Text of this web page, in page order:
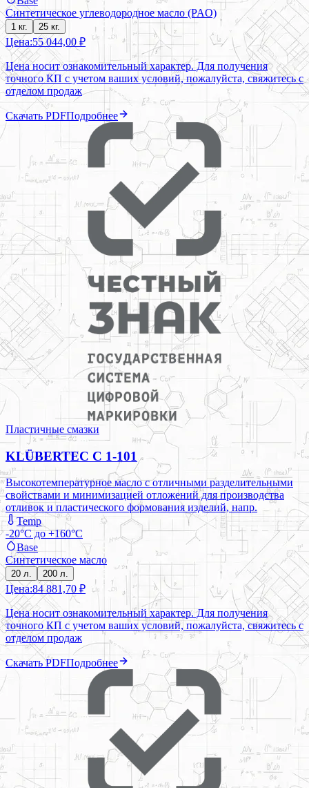
Синтетическое углеводородное масло (PAO)
1 кг. 25 кг.
Цена:55 044,00 ₽
Цена носит ознакомительный характер. Для получения
точного КП с учетом ваших условий, пожалуйста, свяжитесь с
отделом продаж
Скачать PDFПодробнее
Пластичные смазки
KLÜBERTEC C 1-101
Высокотемпературное масло с отличными разделительными
свойствами и минимизацией отложений для производства
отливок и пластического формования изделий, напр.
Temp
-20°C до +160°C
Base
Синтетическое масло
20 л. 200 л.
Цена:84 881,70 ₽
Цена носит ознакомительный характер. Для получения
точного КП с учетом ваших условий, пожалуйста, свяжитесь с
отделом продаж
Скачать PDFПодробнее